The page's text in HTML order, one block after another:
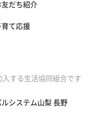
友だち紹介
育て応援
する生活協同組合です
ルシステム山梨 長野